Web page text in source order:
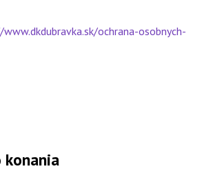
ochrana-osobnych-
konania